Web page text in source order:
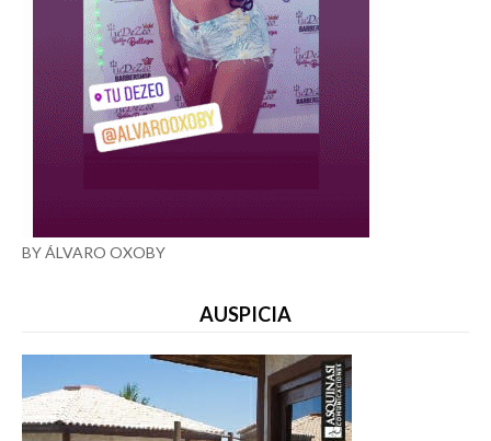
BY ÁLVARO OXOBY
AUSPICIA